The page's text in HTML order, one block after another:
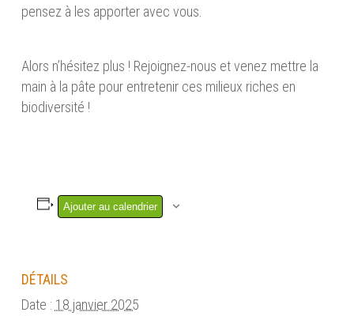
pensez à les apporter avec vous.
Alors n’hésitez plus ! Rejoignez-nous et venez mettre la
main à la pâte pour entretenir ces milieux riches en
biodiversité !
Ajouter au calendrier
DÉTAILS
Date : 18 janvier 2025